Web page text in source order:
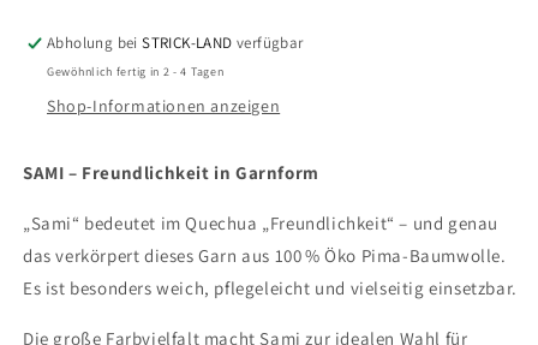
Abholung beiSTRICK-LAND verfügbar
Gewöhnlich fertig in 2 - 4 Tagen
Shop-Informationen anzeigen
SAMI – Freundlichkeit in Garnform
„Sami“ bedeutet im Quechua „Freundlichkeit“ – und genau
das verkörpert dieses Garn aus 100 % Öko Pima-Baumwolle.
Es ist besonders weich, pflegeleicht und vielseitig einsetzbar.
Die große Farbvielfalt macht Sami zur idealen Wahl für